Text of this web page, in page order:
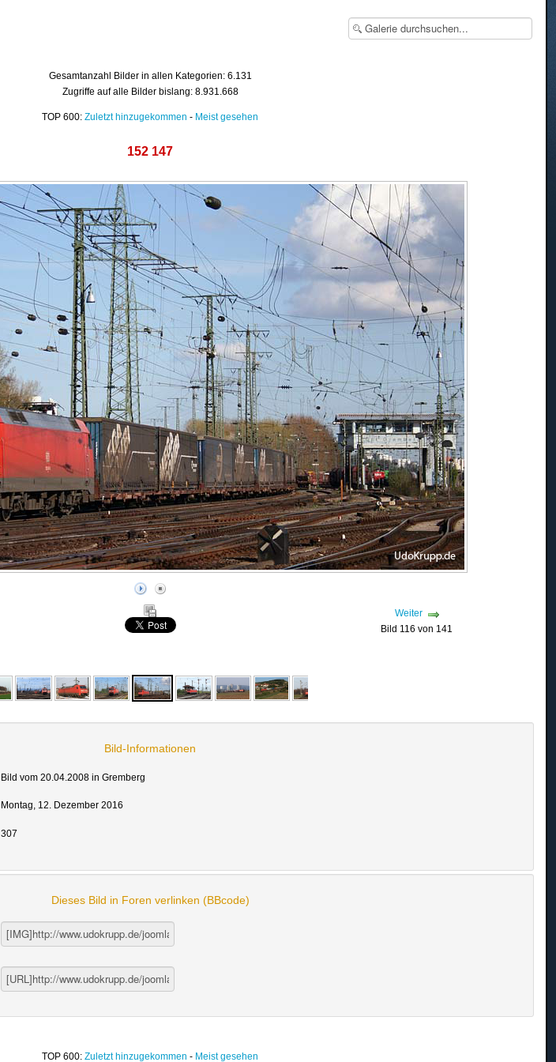
Gesamtanzahl Bilder in allen Kategorien: 6.131
Zugriffe auf alle Bilder bislang: 8.931.668
TOP 600:Zuletzt hinzugekommen - Meist gesehen
152 147
Weiter
Bild 116 von 141
Bild-Informationen
Bild vom 20.04.2008 in Gremberg
Montag, 12. Dezember 2016
307
Dieses Bild in Foren verlinken (BBcode)
TOP 600:Zuletzt hinzugekommen - Meist gesehen